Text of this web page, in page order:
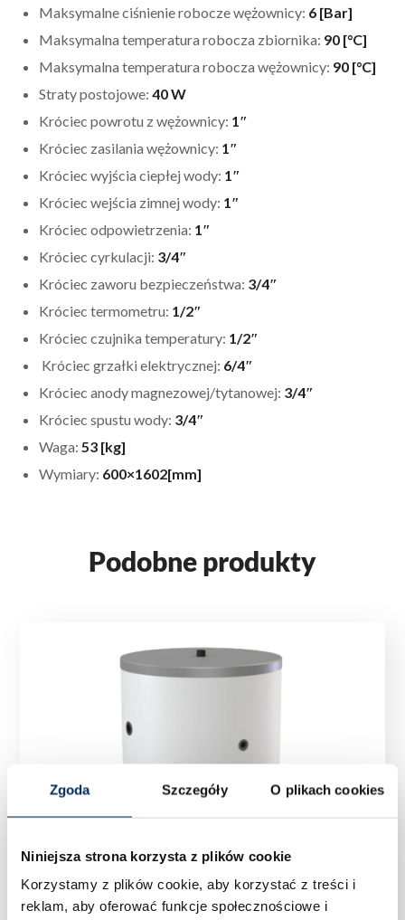
Zgoda Szczegóły O plikach cookies
Niniejsza strona korzysta z plików cookie
Korzystamy z plików cookie, aby korzystać z treści i
reklam, aby oferować funkcje społecznościowe i
Maksymalne ciśnienie robocze wężownicy: 6 [Bar]
Maksymalna temperatura robocza zbiornika: 90 [°C]
Maksymalna temperatura robocza wężownicy: 90 [°C]
Straty postojowe:40 W
Króciec powrotu z wężownicy: 1″
Króciec zasilania wężownicy: 1″
Króciec wyjścia ciepłej wody: 1″
Króciec wejścia zimnej wody: 1″
Króciec odpowietrzenia: 1″
Króciec cyrkulacji: 3/4″
Króciec zaworu bezpieczeństwa: 3/4″
Króciec termometru: 1/2″
Króciec czujnika temperatury: 1/2″
Króciec grzałki elektrycznej: 6/4″
Króciec anody magnezowej/tytanowej: 3/4″
Króciec spustu wody: 3/4″
Waga:53 [kg]
Wymiary: 600×1602[mm]
Podobne produkty